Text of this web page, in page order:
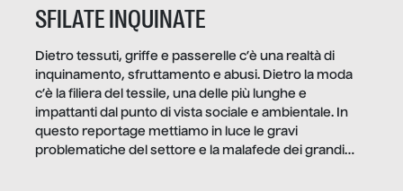
SFILATE INQUINATE
Dietro tessuti, griffe e passerelle c’è una realtà di
inquinamento, sfruttamento e abusi. Dietro la moda
c’è la filiera del tessile, una delle più lunghe e
impattanti dal punto di vista sociale e ambientale. In
questo reportage mettiamo in luce le gravi
problematiche del settore e la malafede dei grandi